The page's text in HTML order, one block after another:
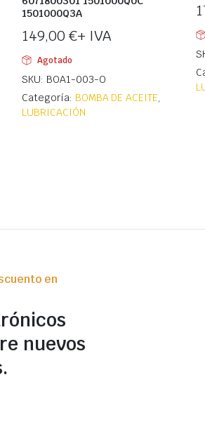
1501000Q3A
149,00 €+ IVA
Agotado
SKU: BOA1-003-O
Categoría: BOMBA DE ACEITE,
LUBRICACIÓN
en
nuevos